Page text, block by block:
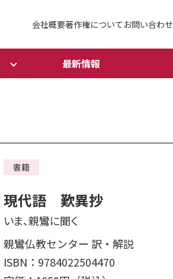
会社概要著作権について お問い合わせ
最新情報
書籍
現代語 歎異抄
いま、親鸞に聞く
親鸞仏教センター 訳・解説
ISBN：9784022504470